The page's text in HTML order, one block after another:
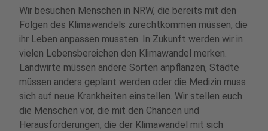
Wir besuchen Menschen in NRW, die bereits mit den
Folgen des Klimawandels zurechtkommen müssen, die
ihr Leben anpassen mussten. In Zukunft werden wir in
vielen Lebensbereichen den Klimawandel merken.
Landwirte müssen andere Sorten anpflanzen, Städte
müssen anders geplant werden oder die Medizin muss
sich auf neue Krankheiten einstellen. Wir stellen euch
die Menschen vor, die mit den Chancen und
Herausforderungen, die der Klimawandel mit sich